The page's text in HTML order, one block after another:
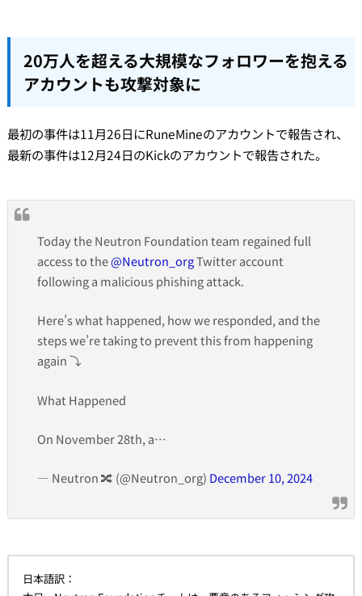
20万人を超える大規模なフォロワーを抱える
アカウントも攻撃対象に
最初の事件は11月26日にRuneMineのアカウントで報告され、
最新の事件は12月24日のKickのアカウントで報告された。
Today the Neutron Foundation team regained full
access to the@Neutron_orgTwitter account
following a malicious phishing attack.
Here’s what happened, how we responded, and the
steps we’re taking to prevent this from happening
again ⤵️
What Happened
On November 28th, a…
— Neutron 🔀 (@Neutron_org) December 10, 2024
日本語訳：